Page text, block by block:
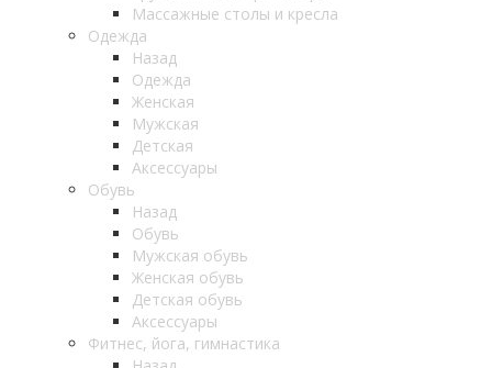
Массажные столы и кресла
Одежда
Назад
Одежда
Женская
Мужская
Детская
Аксессуары
Обувь
Назад
Обувь
Мужская обувь
Женская обувь
Детская обувь
Аксессуары
Фитнес, йога, гимнастика